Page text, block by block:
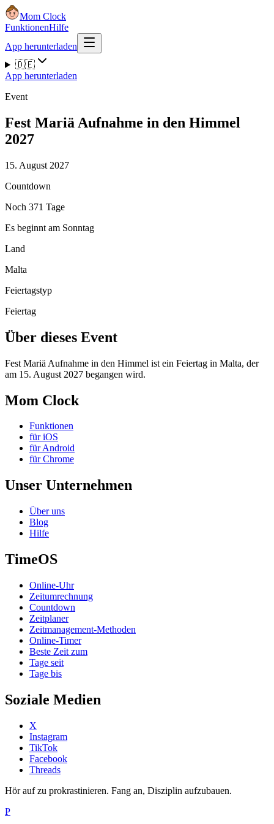
Mom Clock
FunktionenHilfe
App herunterladen
🇩🇪
App herunterladen
Event
Fest Mariä Aufnahme in den Himmel
2027
15. August 2027
Countdown
Noch 371 Tage
Es beginnt am Sonntag
Land
Malta
Feiertagstyp
Feiertag
Über dieses Event
Fest Mariä Aufnahme in den Himmel ist ein Feiertag in Malta, der
am 15. August 2027 begangen wird.
Mom Clock
Funktionen
für iOS
für Android
für Chrome
Unser Unternehmen
Über uns
Blog
Hilfe
TimeOS
Online-Uhr
Zeitumrechnung
Countdown
Zeitplaner
Zeitmanagement-Methoden
Online-Timer
Beste Zeit zum
Tage seit
Tage bis
Soziale Medien
X
Instagram
TikTok
Facebook
Threads
Hör auf zu prokrastinieren. Fang an, Disziplin aufzubauen.
P